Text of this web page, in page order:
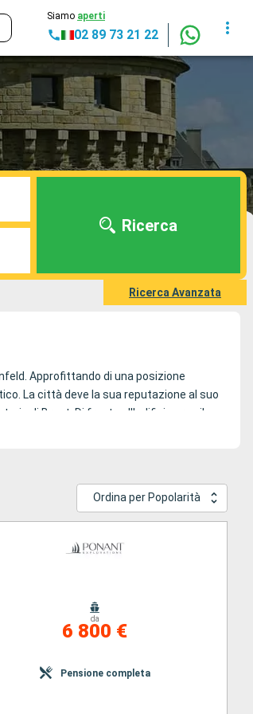
Siamo aperti
02 89 73 21 22
Ricerca
Ricerca Avanzata
Approfittando di una posizione
La città deve la sua reputazione al suo
di Brest. Di fronte all'edificio erge il
festival: musica, teatro di strada,
si tiene ogni anno a
il mondo. Permette anche di ammirare
Si tratta di una specialità al cioccolato
Ordina per Popolarità
da
6 800 €
Pensione completa